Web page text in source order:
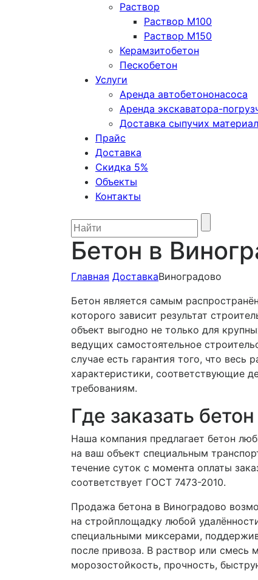
Раствор
Раствор М100
Раствор М150
Керамзитобетон
Пескобетон
Услуги
Аренда автобетононасоса
Аренда экскаватора-
Доставка сыпучих
Прайс
Доставка
Скидка 5%
Объекты
Контакты
Бетон в
Главная ДоставкаВиноградово
Бетон является самым
которого зависит результат
объект выгодно не только для
ведущих самостоятельное
случае есть гарантия того, что весь
характеристики, соответствующие
требованиям.
Где заказать
Наша компания предлагает бетон
на ваш объект специальным
течение суток с момента оплаты
соответствует ГОСТ 7473-2010.
Продажа бетона в Виноградово
на стройплощадку любой
специальными миксерами,
после привоза. В раствор или смесь
морозостойкость, прочность,